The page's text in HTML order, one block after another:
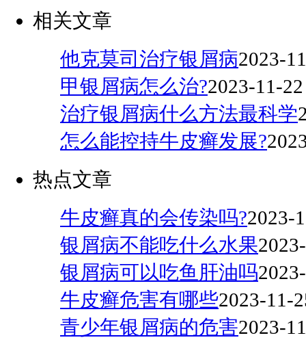
相关文章
他克莫司治疗银屑病2023-
甲银屑病怎么治?2023-11-22
治疗银屑病什么方法最科学
怎么能控持牛皮癣发展?
热点文章
牛皮癣真的会传染吗?2023-
银屑病不能吃什么水果
银屑病可以吃鱼肝油吗
牛皮癣危害有哪些2023-11-
青少年银屑病的危害2023-